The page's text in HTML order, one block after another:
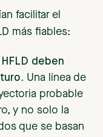
facilitar el
más fiables:
deben
Una línea de
probable
y no solo la
que se basan